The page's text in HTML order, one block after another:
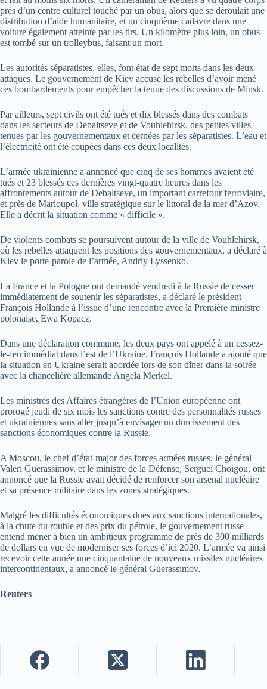
près d’un centre culturel touché par un obus, alors que se déroulait une
distribution d’aide humanitaire, et un cinquième cadavre dans une
voiture également atteinte par les tirs. Un kilomètre plus loin, un obus
est tombé sur un trolleybus, faisant un mort.
Les autorités séparatistes, elles, font état de sept morts dans les deux
attaques. Le gouvernement de Kiev accuse les rebelles d’avoir mené
ces bombardements pour empêcher la tenue des discussions de Minsk.
Par ailleurs, sept civils ont été tués et dix blessés dans des combats
dans les secteurs de Debaltseve et de Vouhlehirsk, des petites villes
tenues par les gouvernementaux et cernées par les séparatistes. L’eau et
l’électricité ont été coupées dans ces deux localités.
L’armée ukrainienne a annoncé que cinq de ses hommes avaient été
tués et 23 blessés ces dernières vingt-quatre heures dans les
affrontements autour de Debaltseve, un important carrefour ferroviaire,
et près de Marioupol, ville stratégique sur le littoral de la mer d’Azov.
Elle a décrit la situation comme « difficile ».
De violents combats se poursuivent autour de la ville de Vouhlehirsk,
où les rebelles attaquent les positions des gouvernementaux, a déclaré à
Kiev le porte-parole de l’armée, Andriy Lyssenko.
La France et la Pologne ont demandé vendredi à la Russie de cesser
immédiatement de soutenir les séparatistes, a déclaré le président
François Hollande à l’issue d’une rencontre avec la Première ministre
polonaise, Ewa Kopacz.
Dans une déclaration commune, les deux pays ont appelé à un cessez-
le-feu immédiat dans l’est de l’Ukraine. François Hollande a ajouté que
la situation en Ukraine serait abordée lors de son dîner dans la soirée
avec la chancelière allemande Angela Merkel.
Les ministres des Affaires étrangères de l’Union européenne ont
prorogé jeudi de six mois les sanctions contre des personnalités russes
et ukrainiennes sans aller jusqu’à envisager un durcissement des
sanctions économiques contre la Russie.
A Moscou, le chef d’état-major des forces armées russes, le général
Valeri Guerassimov, et le ministre de la Défense, Sergueï Choigou, ont
annoncé que la Russie avait décidé de renforcer son arsenal nucléaire
et sa présence militaire dans les zones stratégiques.
Malgré les difficultés économiques dues aux sanctions internationales,
à la chute du rouble et des prix du pétrole, le gouvernement russe
entend mener à bien un ambitieux programme de près de 300 milliards
de dollars en vue de moderniser ses forces d’ici 2020. L’armée va ainsi
recevoir cette année une cinquantaine de nouveaux missiles nucléaires
intercontinentaux, a annoncé le général Guerassimov.
Reuters